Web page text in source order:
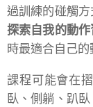
過訓練的碰觸
探索自我的動
時最適合自己的
課程可能會在
臥、側躺、趴